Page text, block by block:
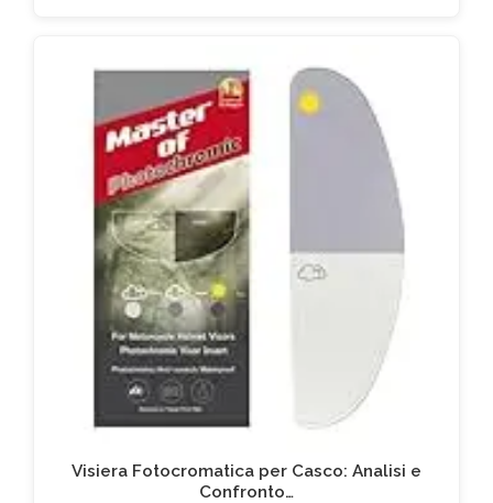
Visiera Fotocromatica per Casco: Analisi e
Confronto…